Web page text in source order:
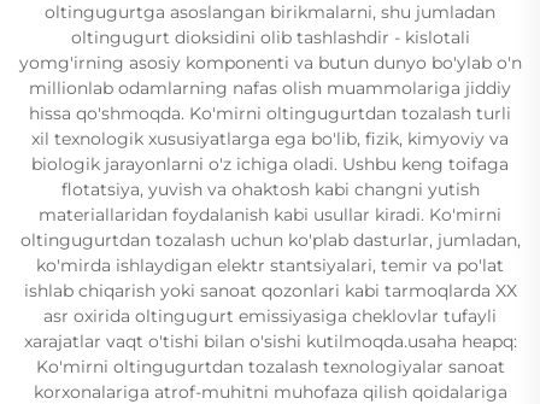
oltingugurtga asoslangan birikmalarni, shu jumladan
oltingugurt dioksidini olib tashlashdir - kislotali
yomg'irning asosiy komponenti va butun dunyo bo'ylab o'n
millionlab odamlarning nafas olish muammolariga jiddiy
hissa qo'shmoqda. Ko'mirni oltingugurtdan tozalash turli
xil texnologik xususiyatlarga ega bo'lib, fizik, kimyoviy va
biologik jarayonlarni o'z ichiga oladi. Ushbu keng toifaga
flotatsiya, yuvish va ohaktosh kabi changni yutish
materiallaridan foydalanish kabi usullar kiradi. Ko'mirni
oltingugurtdan tozalash uchun ko'plab dasturlar, jumladan,
ko'mirda ishlaydigan elektr stantsiyalari, temir va po'lat
ishlab chiqarish yoki sanoat qozonlari kabi tarmoqlarda XX
asr oxirida oltingugurt emissiyasiga cheklovlar tufayli
xarajatlar vaqt o'tishi bilan o'sishi kutilmoqda.usaha heapq:
Ko'mirni oltingugurtdan tozalash texnologiyalar sanoat
korxonalariga atrof-muhitni muhofaza qilish qoidalariga